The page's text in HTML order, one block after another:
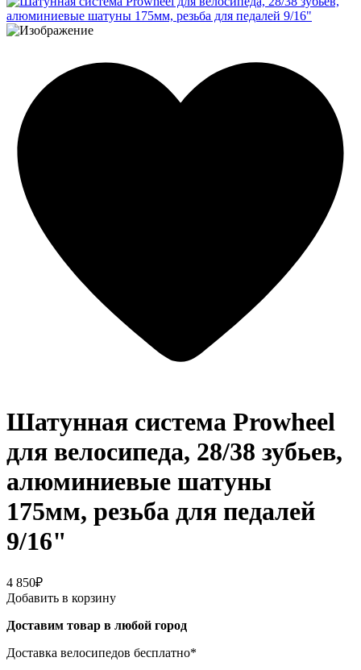
Шатунная система Prowheel
для велосипеда, 28/38 зубьев,
алюминиевые шатуны
175мм, резьба для педалей
9/16"
4 850₽
Добавить в корзину
Доставим товар в любой город
Доставка велосипедов бесплатно*